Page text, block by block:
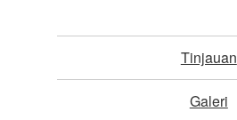
Tinjauan
Galeri